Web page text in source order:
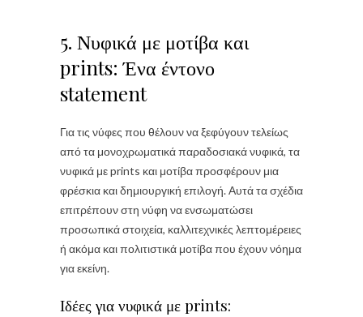
5. Νυφικά με μοτίβα και
prints: Ένα έντονο
statement
Για τις νύφες που θέλουν να ξεφύγουν τελείως
από τα μονοχρωματικά παραδοσιακά νυφικά, τα
νυφικά με prints και μοτίβα προσφέρουν μια
φρέσκια και δημιουργική επιλογή. Αυτά τα σχέδια
επιτρέπουν στη νύφη να ενσωματώσει
προσωπικά στοιχεία, καλλιτεχνικές λεπτομέρειες
ή ακόμα και πολιτιστικά μοτίβα που έχουν νόημα
για εκείνη.
Ιδέες για νυφικά με prints: